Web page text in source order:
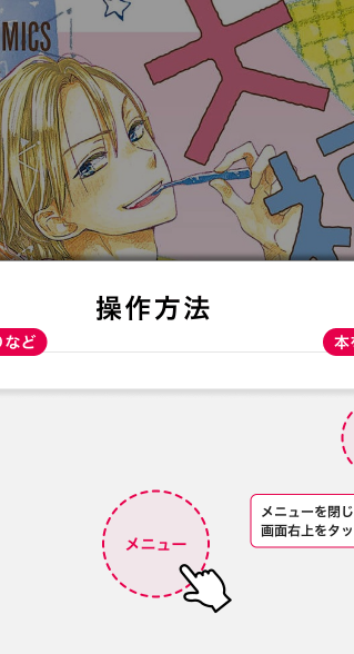
:692.15.692.660:t-vnqp.lunrzsdszk.vn.oi